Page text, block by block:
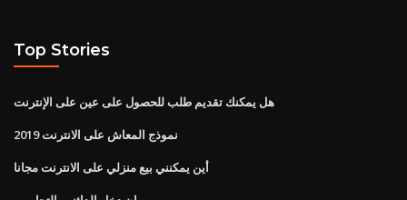
Top Stories
هل يمكنك تقديم طلب للحصول على عين على الإنترنت
نموذج المعاش على الانترنت 2019
أين يمكنني بيع منزلي على الانترنت مجانا